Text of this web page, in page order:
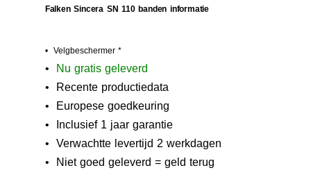
Falken Sincera SN 110 banden informatie
• Velgbeschermer *
• N u gratis geleverd
• Recente productiedata
• Europese goedkeuring
• Inclusief 1 jaar garantie
• Verwachtte levertijd 2 werkdagen
• Niet goed geleverd = geld terug